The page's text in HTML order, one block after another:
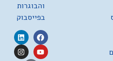
והבוגרות
בפייסבוק